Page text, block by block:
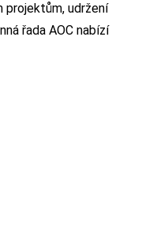
projektům, udržení
řada AOC nabízí